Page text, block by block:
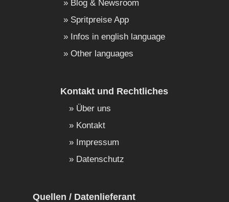
Blog & Newsroom
Spritpreise App
Infos in english language
Other languages
Kontakt und Rechtliches
Über uns
Kontakt
Impressum
Datenschutz
Quellen / Datenlieferant